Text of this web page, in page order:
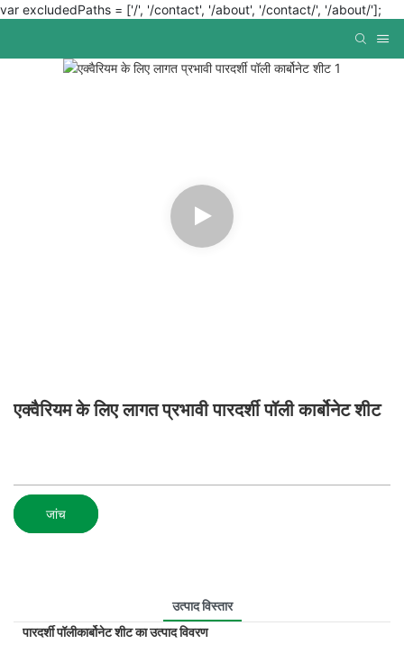
var excludedPaths = ['/', '/contact', '/about', '/contact/', '/about/'];
एक्वैरियम के लिए लागत प्रभावी पारदर्शी पॉली कार्बोनेट शीट
जांच
उत्पाद विस्तार
पारदर्शी पॉलीकार्बोनेट शीट का उत्पाद विवरण